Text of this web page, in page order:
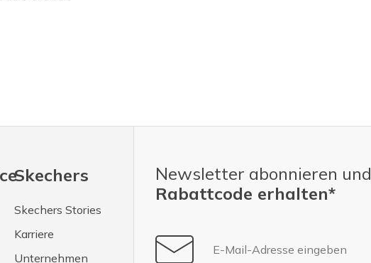
Skechers
Skechers Stories
Karriere
Unternehmen
Newsletter abonnieren und
Rabattcode erhalten*